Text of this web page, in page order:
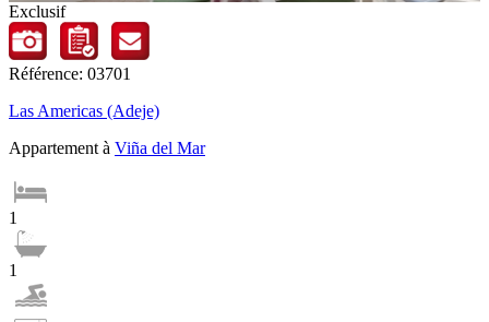
Exclusif
Référence: 03701
Las Americas (Adeje)
Appartement à Viña del Mar
1
1